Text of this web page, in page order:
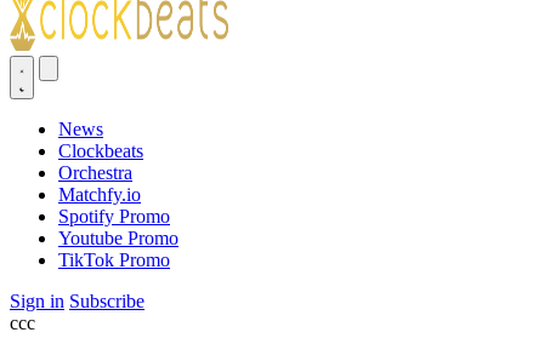
News
Clockbeats
Orchestra
Matchfy.io
Spotify Promo
Youtube Promo
TikTok Promo
Sign in Subscribe
ссс